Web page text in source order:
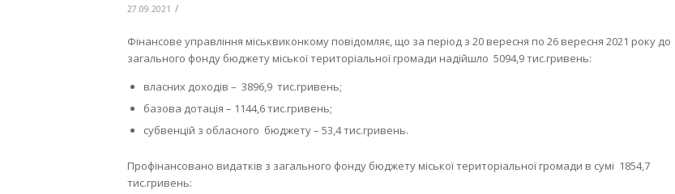
27.09.2021 /
Фінансове управління міськвиконкому повідомляє, що за період з 20 вересня по 26 вересня 2021 року до
загального фонду бюджету міської територіальної громади надійшло 5094,9 тис.гривень:
власних доходів – 3896,9 тис.гривень;
базова дотація – 1144,6 тис.гривень;
субвенцій з обласного бюджету – 53,4 тис.гривень.
Профінансовано видатків з загального фонду бюджету міської територіальної громади в сумі 1854,7
тис.гривень: